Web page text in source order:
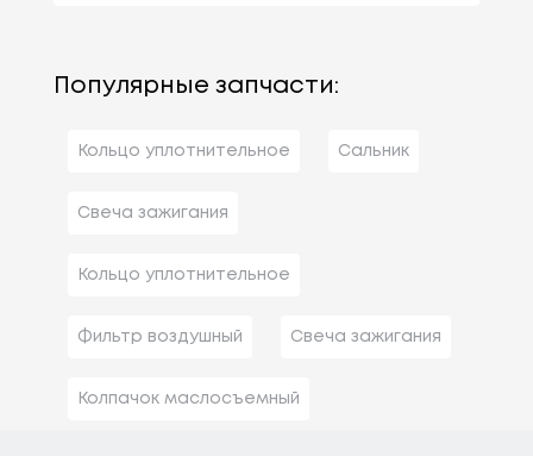
Популярные запчасти:
Кольцо уплотнительное Сальник
Свеча зажигания
Кольцо уплотнительное
Фильтр воздушный Свеча зажигания
Колпачок маслосъемный